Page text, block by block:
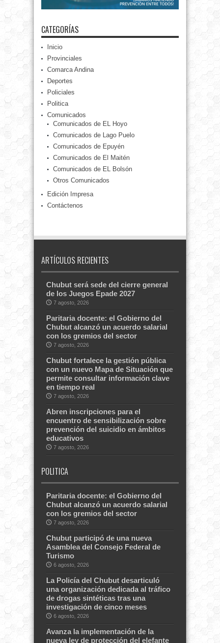
CATEGORÍAS
Inicio
Provinciales
Comarca Andina
Deportes
Policiales
Politica
Comunicados
Comunicados de EL Hoyo
Comunicados de Lago Puelo
Comunicados de Epuyén
Comunicados de El Maitén
Comunicados de EL Bolsón
Otros Comunicados
Edición Impresa
Contáctenos
ARTÍCULOS RECIENTES
Chubut será sede del cierre general
de los Juegos Epade 2027
7 agosto, 2026
Paritaria docente: el Gobierno del
Chubut alcanzó un acuerdo salarial
con los gremios del sector
7 agosto, 2026
Chubut fortalece la gestión pública
con un nuevo Mapa de Situación que
permite consultar información clave
en tiempo real
7 agosto, 2026
Abren inscripciones para el
encuentro de sensibilización sobre
prevención del suicidio en ámbitos
educativos
7 agosto, 2026
POLITICA
Paritaria docente: el Gobierno del
Chubut alcanzó un acuerdo salarial
con los gremios del sector
7 agosto, 2026
Chubut participó de una nueva
Asamblea del Consejo Federal de
Turismo
6 agosto, 2026
La Policía del Chubut desarticuló
una organización dedicada al tráfico
de drogas sintéticas tras una
investigación de cinco meses
6 agosto, 2026
Avanza la implementación de la
nueva ley de protección del elefante